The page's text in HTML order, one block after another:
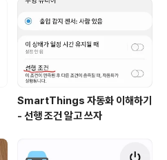
SmartThings 자동화 이해하기
- 선행 조건 알고 쓰자